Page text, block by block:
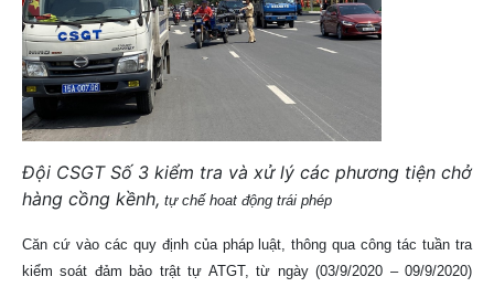
Đội CSGT Số 3 kiểm tra và xử lý các phương tiện chở
hàng cồng kềnh, tự chế hoat động trái phép
Căn cứ vào các quy định của pháp luật, thông qua công tác tuần tra
kiểm soát đảm bảo trật tự ATGT, từ ngày (03/9/2020 – 09/9/2020)